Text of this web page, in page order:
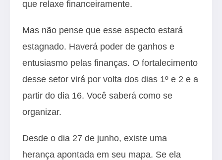
que relaxe financeiramente.
Mas não pense que esse aspecto estará
estagnado. Haverá poder de ganhos e
entusiasmo pelas finanças. O fortalecimento
desse setor virá por volta dos dias 1º e 2 e a
partir do dia 16. Você saberá como se
organizar.
Desde o dia 27 de junho, existe uma
herança apontada em seu mapa. Se ela